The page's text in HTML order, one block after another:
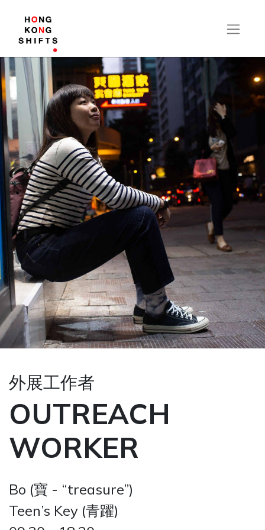
外展工作者
OUTREACH
WORKER
Bo (寶 - “treasure”)
Teen’s Key (青躍)